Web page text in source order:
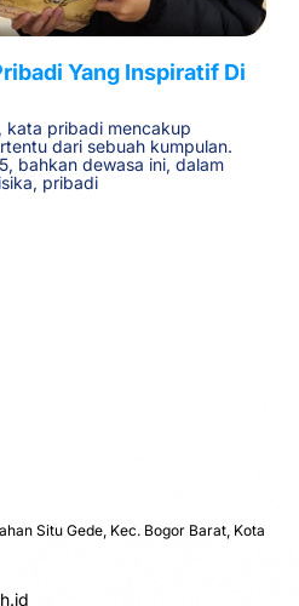
Yang Inspiratif Di
kata pribadi mencakup
dari sebuah kumpulan.
bahkan dewasa ini, dalam
pribadi
Situ Gede, Kec. Bogor Barat, Kota